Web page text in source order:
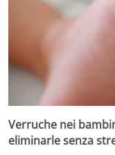
Verruche nei
eliminarle senza